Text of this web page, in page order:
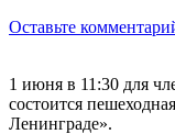
Оставьте
1 июня в 11:30 для
состоится
Ленинграде».